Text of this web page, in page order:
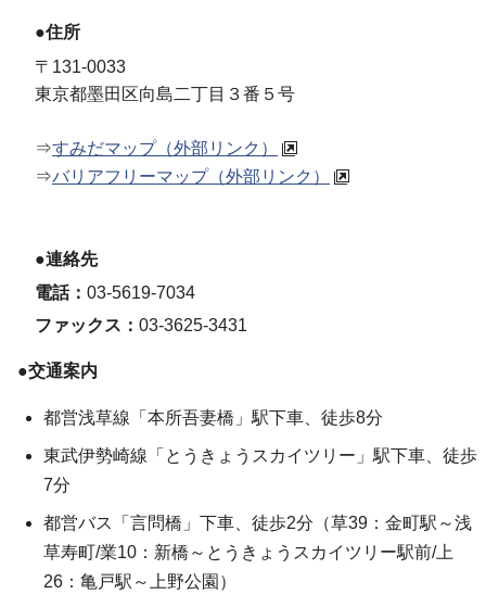
●住所
〒131-0033
東京都墨田区向島二丁目３番５号
⇒すみだマップ（外部リンク）
⇒バリアフリーマップ（外部リンク）
●連絡先
電話： 03-5619-7034
ファックス： 03-3625-3431
●交通案内
都営浅草線「本所吾妻橋」駅下車、徒歩8分
東武伊勢崎線「とうきょうスカイツリー」駅下車、徒歩
7分
都営バス「言問橋」下車、徒歩2分（草39：金町駅～浅
草寿町/業10：新橋～とうきょうスカイツリー駅前/上
26：亀戸駅～上野公園）